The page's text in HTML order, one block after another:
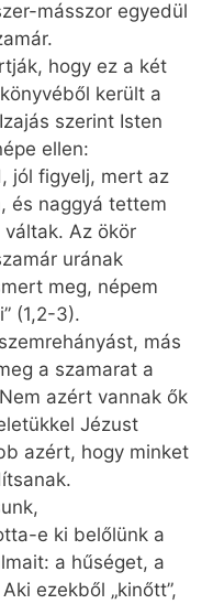
másszor egyedül
hogy ez a két
került a
szerint Isten
ellen:
jól figyelj, mert az
és naggyá tettem
Az ökör
urának
meg, népem
(1,2-3).
más
a szamarat a
azért vannak ők
Jézust
azért, hogy minket
e ki belőlünk a
a hűséget, a
ezekből „kinőtt”,